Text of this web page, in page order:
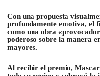
Con una propuesta
profundamente emotiva, el
como una obra
poderoso sobre la manera
mayores.
Al recibir el premio,